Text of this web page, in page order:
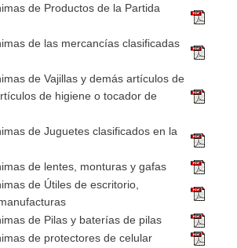
de Productos de la Partida
de las mercancías clasificadas
de Vajillas y demás artículos de
de higiene o tocador de
de Juguetes clasificados en la
de lentes, monturas y gafas
de Útiles de escritorio,
de Pilas y baterías de pilas
de protectores de celular